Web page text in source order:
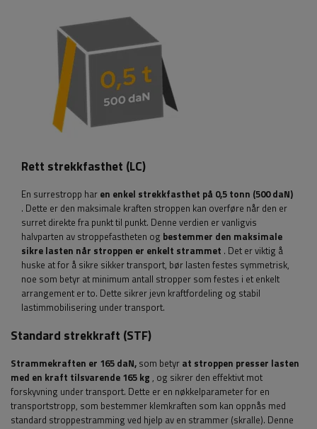
Rett strekkfasthet (LC)
En surrestropp har en enkel strekkfasthet på 0,5 tonn (500 daN)
. Dette er den maksimale kraften stroppen kan overføre når den er
surret direkte fra punkt til punkt. Denne verdien er vanligvis
halvparten av stroppefastheten og bestemmer den maksimale
sikre lasten når stroppen er enkelt strammet . Det er viktig å
huske at for å sikre sikker transport, bør lasten festes symmetrisk,
noe som betyr at minimum antall stropper som festes i et enkelt
arrangement er to. Dette sikrer jevn kraftfordeling og stabil
lastimmobilisering under transport.
Standard strekkraft (STF)
Strammekraften er 165 daN, som betyr at stroppen presser lasten
med en kraft tilsvarende 165 kg , og sikrer den effektivt mot
forskyvning under transport. Dette er en nøkkelparameter for en
transportstropp, som bestemmer klemkraften som kan oppnås med
standard stroppestramming ved hjelp av en strammer (skralle). Denne